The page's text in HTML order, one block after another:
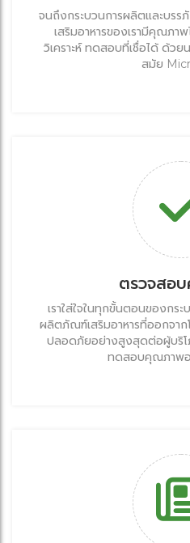
จนถึงกระบวนการผลิตและบร
เสริมอาหารของเรามีคุณภา
วิเคราะห์ ทดสอบที่เชื่อได้ ด้วย
สมัย
ตรวจสอ
เราใส่ใจในทุกขั้นตอนของกร
ผลิตภัณฑ์เสริมอาหารที่ออกจา
ปลอดภัยอย่างสูงสุดต่อผู้บริโ
ทดสอบคุณภาพอ